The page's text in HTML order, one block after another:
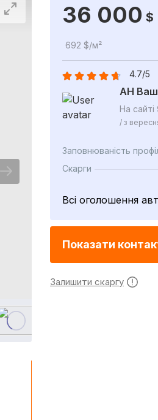
36 000 $
692 $/м²
4.7/5
АН
На сайті
/ з
Заповнюваність
Скарги
Всі оголошення
Показати
Залишити скаргу